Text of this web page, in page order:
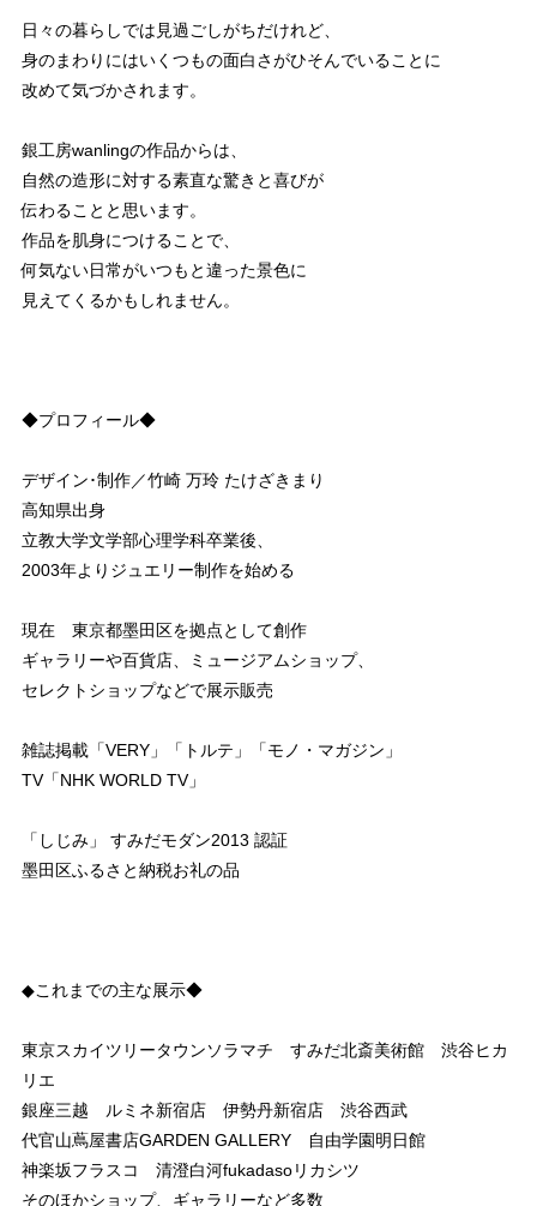
日々の暮らしでは見過ごしがちだけれど、
身のまわりにはいくつもの面白さがひそんでいることに
改めて気づかされます。
銀工房wanlingの作品からは、
自然の造形に対する素直な驚きと喜びが
伝わることと思います。
作品を肌身につけることで、
何気ない日常がいつもと違った景色に
見えてくるかもしれません。
◆プロフィール◆
デザイン･制作／竹崎 万玲 たけざきまり
高知県出身
立教大学文学部心理学科卒業後、
2003年よりジュエリー制作を始める
現在 東京都墨田区を拠点として創作
ギャラリーや百貨店、ミュージアムショップ、
セレクトショップなどで展示販売
雑誌掲載「VERY」「トルテ」「モノ・マガジン」
TV「NHK WORLD TV」
「しじみ」 すみだモダン2013 認証
墨田区ふるさと納税お礼の品
◆これまでの主な展示◆
東京スカイツリータウンソラマチ すみだ北斎美術館 渋谷ヒカ
リエ
銀座三越 ルミネ新宿店 伊勢丹新宿店 渋谷西武
代官山蔦屋書店GARDEN GALLERY 自由学園明日館
神楽坂フラスコ 清澄白河fukadasoリカシツ
そのほかショップ、ギャラリーなど多数